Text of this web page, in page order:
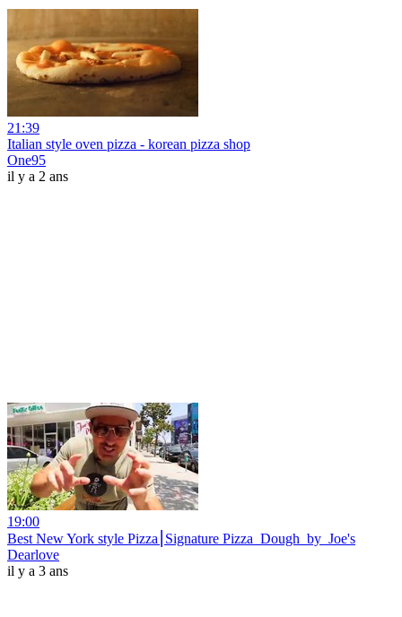
21:39
Italian style oven pizza - korean pizza shop
One95
il y a 2 ans
19:00
Best New York style Pizza⎮Signature Pizza_Dough_by_Joe's
Dearlove
il y a 3 ans